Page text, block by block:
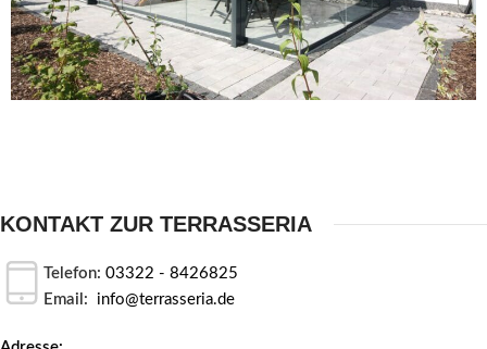
KONTAKT ZUR TERRASSERIA
Telefon: 03322 - 8426825
Email: info@terrasseria.de